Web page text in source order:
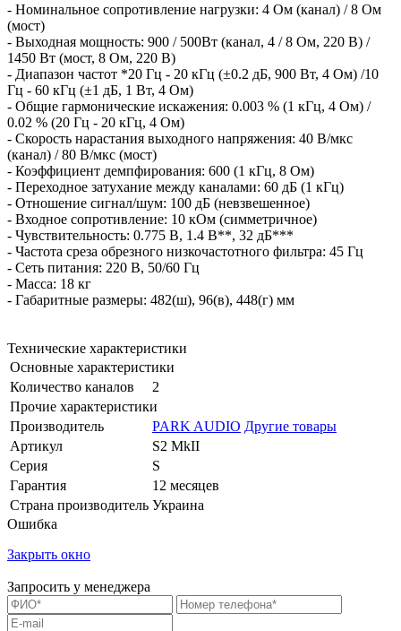
- Номинальное сопротивление нагрузки: 4 Ом (канал) / 8 Ом
(мост)
- Выходная мощность: 900 / 500Вт (канал, 4 / 8 Ом, 220 В) /
1450 Вт (мост, 8 Ом, 220 В)
- Диапазон частот *20 Гц - 20 кГц (±0.2 дБ, 900 Вт, 4 Ом) /10
Гц - 60 кГц (±1 дБ, 1 Вт, 4 Ом)
- Общие гармонические искажения: 0.003 % (1 кГц, 4 Ом) /
0.02 % (20 Гц - 20 кГц, 4 Ом)
- Скорость нарастания выходного напряжения: 40 В/мкс
(канал) / 80 В/мкс (мост)
- Коэффициент демпфирования: 600 (1 кГц, 8 Ом)
- Переходное затухание между каналами: 60 дБ (1 кГц)
- Отношение сигнал/шум: 100 дБ (невзвешенное)
- Входное сопротивление: 10 кОм (симметричное)
- Чувствительность: 0.775 В, 1.4 В**, 32 дБ***
- Частота среза обрезного низкочастотного фильтра: 45 Гц
- Сеть питания: 220 В, 50/60 Гц
- Масса: 18 кг
- Габаритные размеры: 482(ш), 96(в), 448(г) мм
Технические характеристики
Основные характеристики
Количество каналов
2
Прочие характеристики
Производитель
PARK AUDIO Другие товары
Артикул
S2 MkII
Серия
S
Гарантия
12 месяцев
Страна производитель Украина
Ошибка
Закрыть окно
Запросить у менеджера